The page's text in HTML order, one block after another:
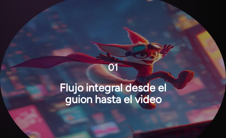
01
Flujo integral desde el
guion hasta el video